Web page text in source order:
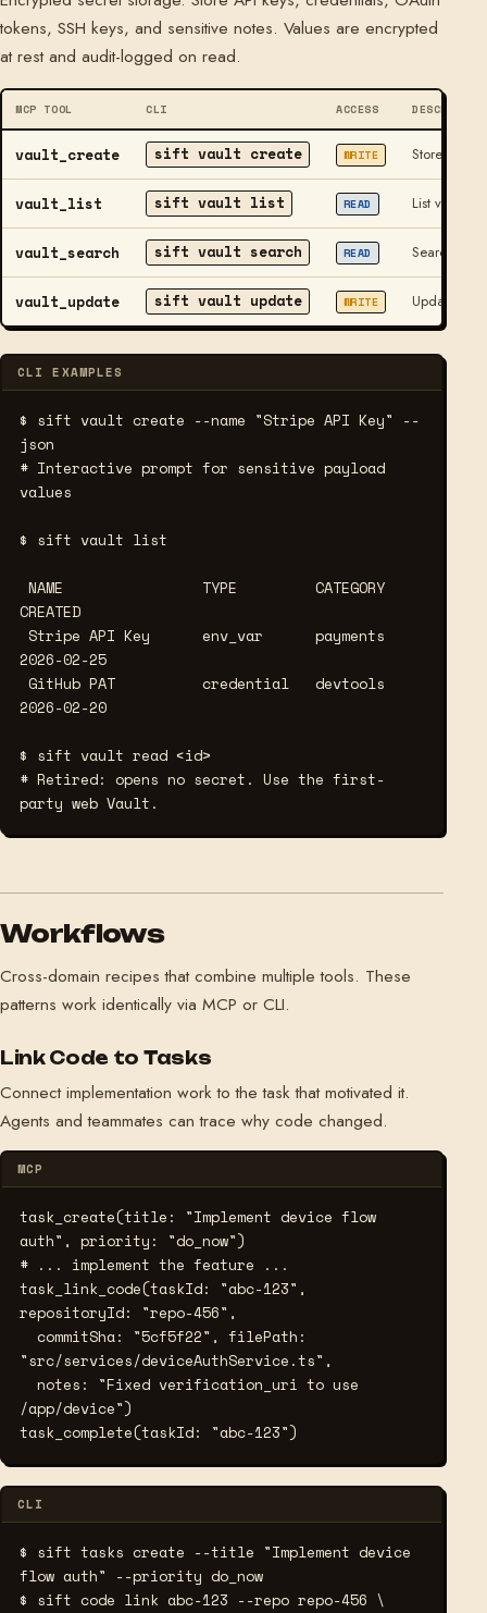
tokens, SSH keys, and sensitive notes. Values are encrypted
at rest and audit-logged on read.
MCP TOOL CLI ACCESS
vault_create sift vault create WRITE Store a
vault_list sift vault list READ List vault
vault_search sift vault search READ Search
vault_update sift vault update WRITE Update
CLI EXAMPLES
$ sift vault create --name "Stripe API Key" --
json
# Interactive prompt for sensitive payload
values
$ sift vault list
CREATED
2026-02-25
2026-02-20
$ sift vault read <id>
# Retired: opens no secret. Use the first-
party web Vault.
Workflows
Cross-domain recipes that combine multiple tools. These
patterns work identically via MCP or CLI.
Link Code to Tasks
Connect implementation work to the task that motivated it.
Agents and teammates can trace why code changed.
MCP
task_create(title: "Implement device flow
# ... implement the feature ...
task_link_code(taskId: "abc-123",
repositoryId: "repo-456",
"src/services/deviceAuthService.ts",
/app/device")
task_complete(taskId: "abc-123")
CLI
$ sift tasks create --title "Implement device
flow auth" --priority do_now
$ sift code link abc-123 --repo repo-456 \